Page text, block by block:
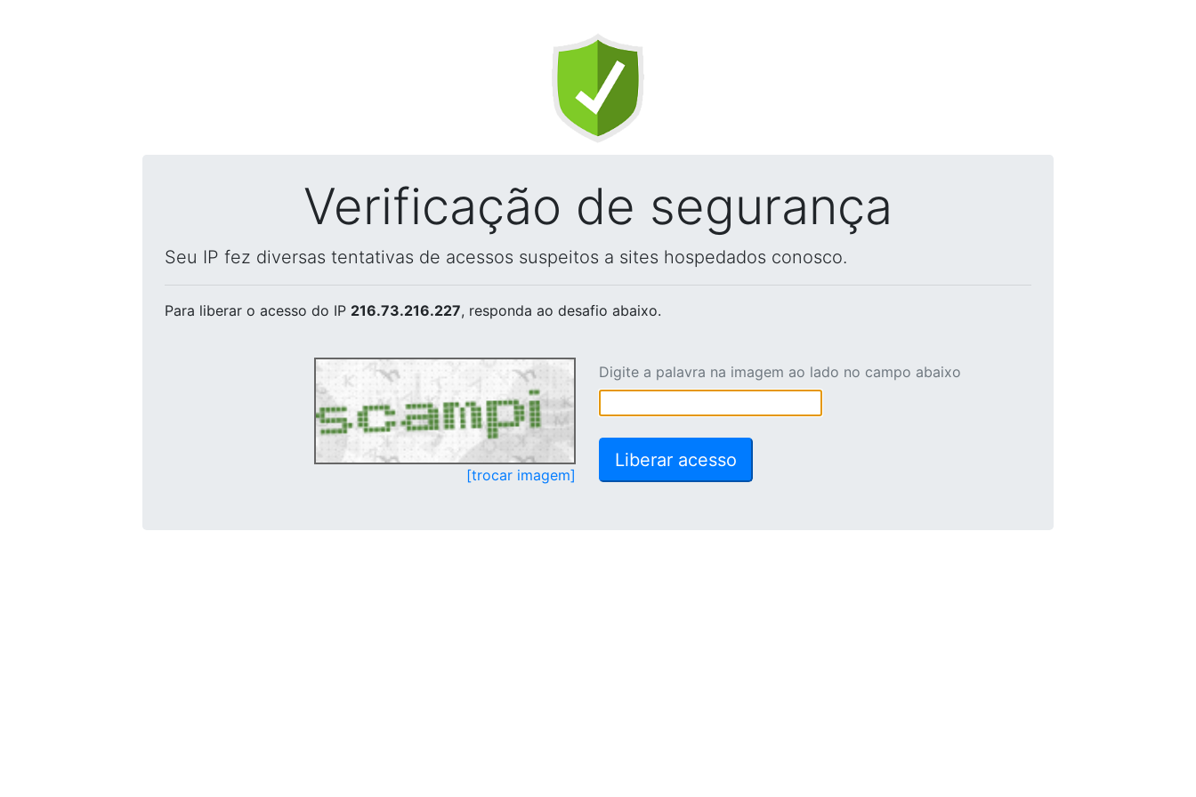
Verificação de segurança
Seu IP fez diversas tentativas de acessos suspeitos a sites hospedados conosco.
Para liberar o acesso do IP 216.73.216.227, responda ao desafio abaixo.
[trocar imagem]
Digite a palavra na imagem ao lado no campo abaixo